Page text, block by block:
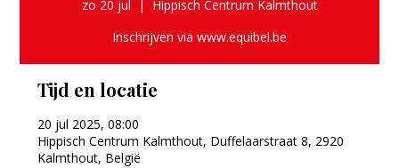
zo 20 jul
  |
Hippisch Centrum Kalmthout
Inschrijven via www.equibel.be
Tijd en locatie
20 jul 2025, 08:00
Hippisch Centrum Kalmthout, Duffelaarstraat 8, 2920
Kalmthout, België